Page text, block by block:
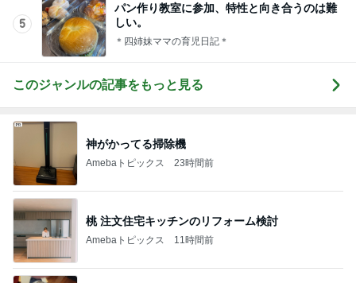
5
パン作り教室に参加、特性と向き合うのは難
しい。
＊四姉妹ママの育児日記＊
このジャンルの記事をもっと見る
神がかってる掃除機
Amebaトピックス 23時間前
桃 注文住宅キッチンのリフォーム検討
Amebaトピックス 11時間前